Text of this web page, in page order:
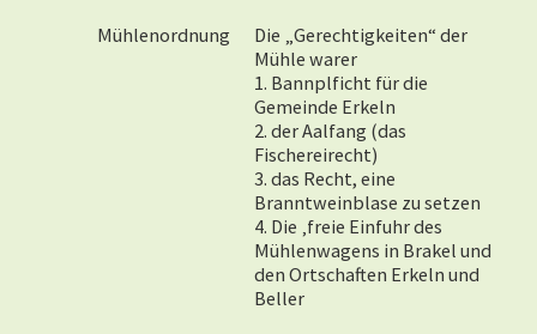
Mühlenordnung
Die „Gerechtigkeiten“ der
Mühle warer
1. Bannplficht für die
Gemeinde Erkeln
2. der Aalfang (das
Fischereirecht)
3. das Recht, eine
Branntweinblase zu setzen
4. Die ‚freie Einfuhr des
Mühlenwagens in Brakel und
den Ortschaften Erkeln und
Beller